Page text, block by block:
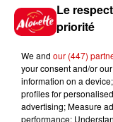
Le
priorité
We and our (447)
your consent and/or
information on a
profiles for
advertising; Measure
performance;